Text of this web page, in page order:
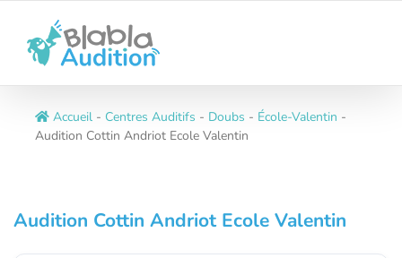
contenu
Accueil - Centres Auditifs - Doubs - École-Valentin -
Audition Cottin Andriot Ecole Valentin
Audition Cottin Andriot Ecole Valentin